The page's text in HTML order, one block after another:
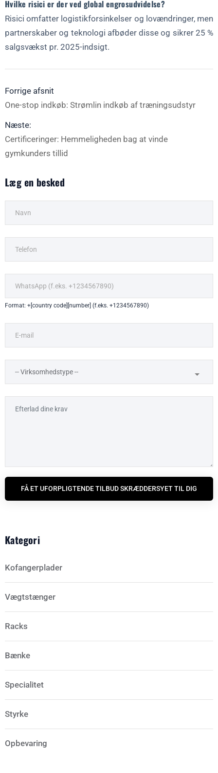
Hvilke risici er der ved global engrosudvidelse?
Risici omfatter logistikforsinkelser og lovændringer, men
partnerskaber og teknologi afbøder disse og sikrer 25 %
salgsvækst pr. 2025-indsigt.
Forrige afsnit
One-stop indkøb: Strømlin indkøb af træningsudstyr
Næste:
Certificeringer: Hemmeligheden bag at vinde
gymkunders tillid
Læg en besked
Format: +[country code][number] (f.eks. +1234567890)
FÅ ET UFORPLIGTENDE TILBUD SKRÆDDERSYET TIL DIG
Kategori
Kofangerplader
Vægtstænger
Racks
Bænke
Specialitet
Styrke
Opbevaring